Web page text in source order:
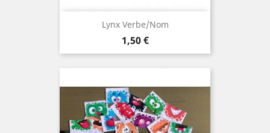
Lynx Verbe/nom
Prix
1,50 €